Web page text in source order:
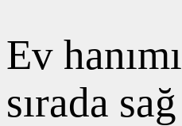
Ev
sırada